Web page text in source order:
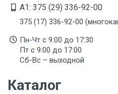
A1: 375 (29) 336-92-00
375 (17) 336-92-00
Пн-Чт с 9:00 до 17:30
Пт с 9:00 до 17:00
Сб-Вс – выходной
Каталог